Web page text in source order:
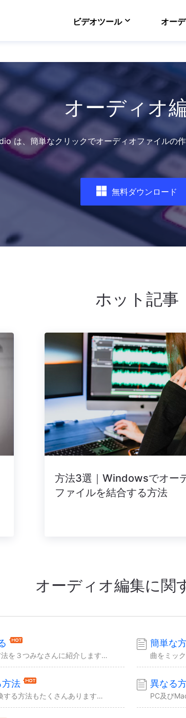
ビデオツール オー
オーディオ
は、簡単なクリックでオーディオファイルの
 無料ダウンロード
ホット記事
方法3選｜Windowsでオー
ファイルを結合する方法
オーディオ編集に関
このガイドは、AACファイルをWAVに変換する方法を３つみなさんに紹介します。AACファイルを変換する目的は何だとしても、これらの方法は完全に役に立ちます。
簡単な
方法
MP3をWAVに変換する方法も、WAVをMP3に変換する方法もたくさんあります。本文では、デスクトップ用のプログラム及びオンラインツールを使って、MP3とWAVの相互変換する方法を...
異なる